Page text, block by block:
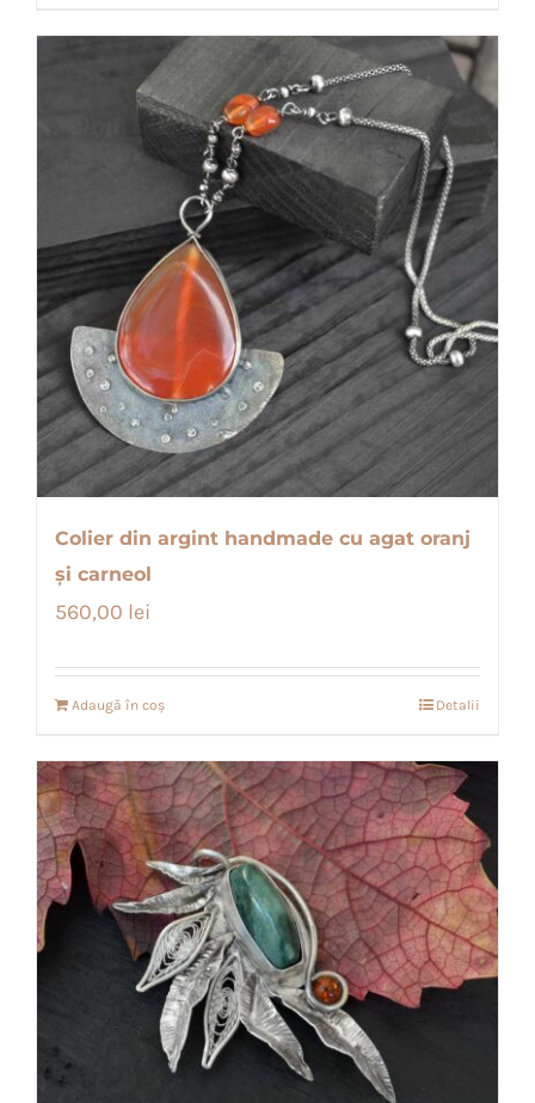
Colier din argint handmade cu agat oranj
și carneol
560,00 lei
Adaugă în coș Detalii